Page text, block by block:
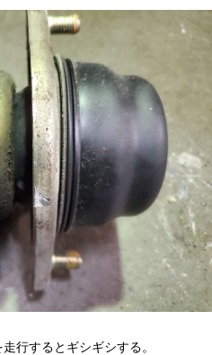
行するとギシギシする。